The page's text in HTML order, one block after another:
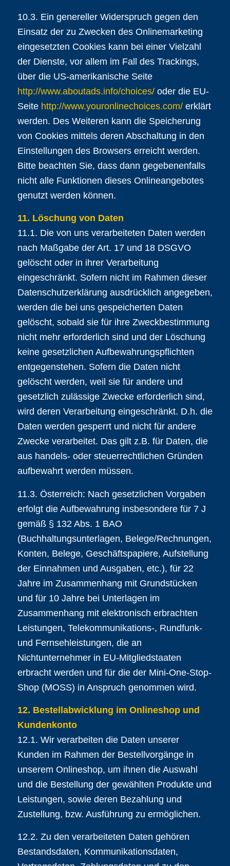
10.3. Ein genereller Widerspruch gegen den
Einsatz der zu Zwecken des Onlinemarketing
eingesetzten Cookies kann bei einer Vielzahl
der Dienste, vor allem im Fall des Trackings,
über die US-amerikanische Seite
http://www.aboutads.info/choices/oder die EU-
Seite http://www.youronlinechoices.com/erklärt
werden. Des Weiteren kann die Speicherung
von Cookies mittels deren Abschaltung in den
Einstellungen des Browsers erreicht werden.
Bitte beachten Sie, dass dann gegebenenfalls
nicht alle Funktionen dieses Onlineangebotes
genutzt werden können.
11. Löschung von Daten
11.1. Die von uns verarbeiteten Daten werden
nach Maßgabe der Art. 17 und 18 DSGVO
gelöscht oder in ihrer Verarbeitung
eingeschränkt. Sofern nicht im Rahmen dieser
Datenschutzerklärung ausdrücklich angegeben,
werden die bei uns gespeicherten Daten
gelöscht, sobald sie für ihre Zweckbestimmung
nicht mehr erforderlich sind und der Löschung
keine gesetzlichen Aufbewahrungspflichten
entgegenstehen. Sofern die Daten nicht
gelöscht werden, weil sie für andere und
gesetzlich zulässige Zwecke erforderlich sind,
wird deren Verarbeitung eingeschränkt. D.h. die
Daten werden gesperrt und nicht für andere
Zwecke verarbeitet. Das gilt z.B. für Daten, die
aus handels- oder steuerrechtlichen Gründen
aufbewahrt werden müssen.
11.3. Österreich: Nach gesetzlichen Vorgaben
erfolgt die Aufbewahrung insbesondere für 7 J
gemäß § 132 Abs. 1 BAO
(Buchhaltungsunterlagen, Belege/Rechnungen,
Konten, Belege, Geschäftspapiere, Aufstellung
der Einnahmen und Ausgaben, etc.), für 22
Jahre im Zusammenhang mit Grundstücken
und für 10 Jahre bei Unterlagen im
Zusammenhang mit elektronisch erbrachten
Leistungen, Telekommunikations-, Rundfunk-
und Fernsehleistungen, die an
Nichtunternehmer in EU-Mitgliedstaaten
erbracht werden und für die der Mini-One-Stop-
Shop (MOSS) in Anspruch genommen wird.
12. Bestellabwicklung im Onlineshop und
Kundenkonto
12.1. Wir verarbeiten die Daten unserer
Kunden im Rahmen der Bestellvorgänge in
unserem Onlineshop, um ihnen die Auswahl
und die Bestellung der gewählten Produkte und
Leistungen, sowie deren Bezahlung und
Zustellung, bzw. Ausführung zu ermöglichen.
12.2. Zu den verarbeiteten Daten gehören
Bestandsdaten, Kommunikationsdaten,